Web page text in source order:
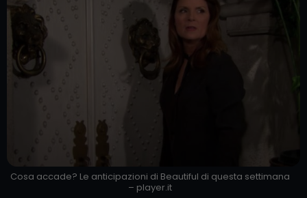
Cosa accade? Le anticipazioni di Beautiful di questa settimana
– player.it